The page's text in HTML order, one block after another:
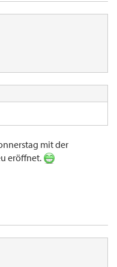
mit der
eröffnet.